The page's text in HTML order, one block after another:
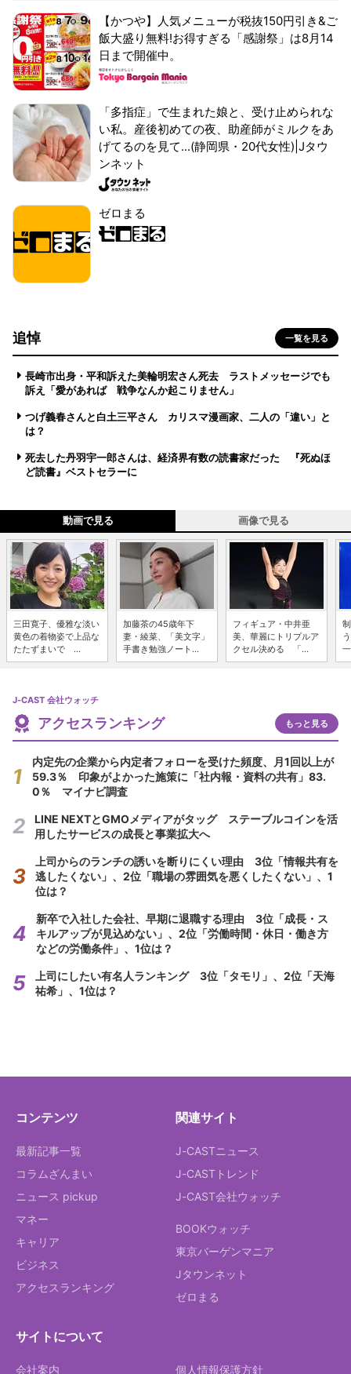
【かつや】人気メニューが税抜150円引き&ご
飯大盛り無料!お得すぎる「感謝祭」は8月14
日まで開催中。
「多指症」で生まれた娘と、受け止められな
い私。産後初めての夜、助産師がミルクをあ
げてるのを見て...(静岡県・20代女性)|Jタウ
ンネット
ゼロまる
追悼 一覧を見る
長崎市出身・平和訴えた美輪明宏さん死去 ラストメッセージでも
訴え「愛があれば 戦争なんか起こりません」
つげ義春さんと白土三平さん カリスマ漫画家、二人の「違い」と
は？
死去した丹羽宇一郎さんは、経済界有数の読書家だった 『死ぬほ
ど読書』ベストセラーに
動画で見る 画像で見る
三田寛子、優雅な淡い
黄色の着物姿で上品な
たたずまいで ...
加藤茶の45歳年下
妻・綾菜、「美文字」
手書き勉強ノート...
フィギュア・中井亜
美、華麗にトリプルア
クセル決める 「...
J-CAST 会社ウォッチ
アクセスランキング もっと見る
内定先の企業から内定者フォローを受けた頻度、月1回以上が
59.3％ 印象がよかった施策に「社内報・資料の共有」83.
0％ マイナビ調査
LINE NEXTとGMOメディアがタッグ ステーブルコインを活
用したサービスの成長と事業拡大へ
上司からのランチの誘いを断りにくい理由 3位「情報共有を
逃したくない」、2位「職場の雰囲気を悪くしたくない」、1
位は？
新卒で入社した会社、早期に退職する理由 3位「成長・ス
キルアップが見込めない」、2位「労働時間・休日・働き方
などの労働条件」、1位は？
上司にしたい有名人ランキング 3位「タモリ」、2位「天海
祐希」、1位は？
コンテンツ
最新記事一覧
コラムざんまい
ニュース pickup
マネー
キャリア
ビジネス
アクセスランキング
関連サイト
J-CASTニュース
J-CASTトレンド
J-CAST会社ウォッチ
BOOKウォッチ
東京バーゲンマニア
Jタウンネット
ゼロまる
サイトについて
会社案内 個人情報保護方針